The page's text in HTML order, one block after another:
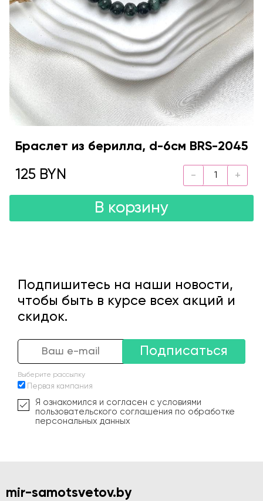
Браслет из берилла, d-6см BRS-2045
125 BYN
В корзину
Подпишитесь на наши новости,
чтобы быть в курсе всех акций и
скидок.
Подписаться
Выберите рассылку
Первая кампания
Я ознакомился и согласен с условиями
пользовательского соглашения по обработке
персональных данных
mir-samotsvetov.by